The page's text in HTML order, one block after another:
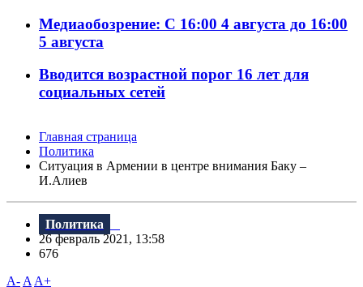
Медиаобозрение: С 16:00 4 августа до 16:00
5 августа
Вводится возрастной порог 16 лет для
социальных сетей
Главная страница
Политика
Ситуация в Армении в центре внимания Баку –
И.Алиев
Политика
26 февраль 2021, 13:58
676
A- A A+